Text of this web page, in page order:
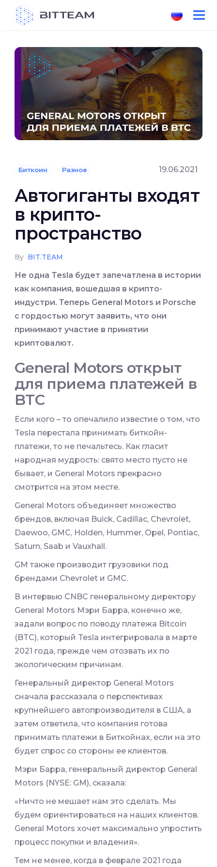
content
Биткоин Разное 19.06.2021
Автогиганты входят
в крипто-
пространство
By BIT.TEAM
Не одна Tesla будет запечатлена в истории
как компания, вошедшая в крипто-
индустри. Теперь General Motors и Porsche
с гордостью могут заявить, что они
принимают участие в принятии
криптовалют.
General Motors открыт
для приема платежей в
BTC
Если кого – то опечалило известие о том, что
Tesla перестала принимать биткойн-
платежи, то не печальтесь. Как гласит
народная мудрость: свято место пусто не
бывает, и General Motors прекрасно
смотрится на этом месте.
General Motors объединяет множество
брендов, включая Buick, Cadillac, Chevrolet,
Daewoo, GMC, Holden, Hummer, Opel, Pontiac,
Saturn, Saab и Vauxhall.
GM также производит грузовики под
брендами Chevrolet и GMC.
В интервью CNBC генеральному директору
General Motors Мэри Барра, конечно же,
задали вопрос по поводу платежа Bitcoin
(BTC), который Tesla интегрировала в марте
2021 года, прежде чем отозвать их по
экологическим причинам.
Генеральный директор General Motors
сначала рассказала о перспективах
крупнейшего автопроизводителя в США, а
затем ответила, что компания готова
принимать платежи в Биткойнах, если на это
будет спрос со стороны ее клиентов.
Мэри Барра, генеральный директор General
Motors (NYSE: GM), сказала:
«Ничто не мешает нам это сделать. Мы
будем ориентироваться на наших клиентов.
General Motors хочет максимально упростить
процесс покупки и владения».
Тем не менее, когда в феврале 2021 года